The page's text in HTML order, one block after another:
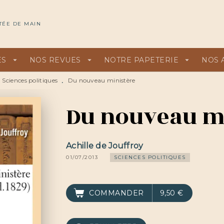
DE MAIN
arrow_drop_down NOS REVUES arrow_drop_down NOTRE PAPETERIE arrow_drop_down NOS
Sciences politiques • Du nouveau ministère
Du nouveau
Achille de Jouffroy
01/07/2013 SCIENCES POLITIQUES
COMMANDER 9,50 €